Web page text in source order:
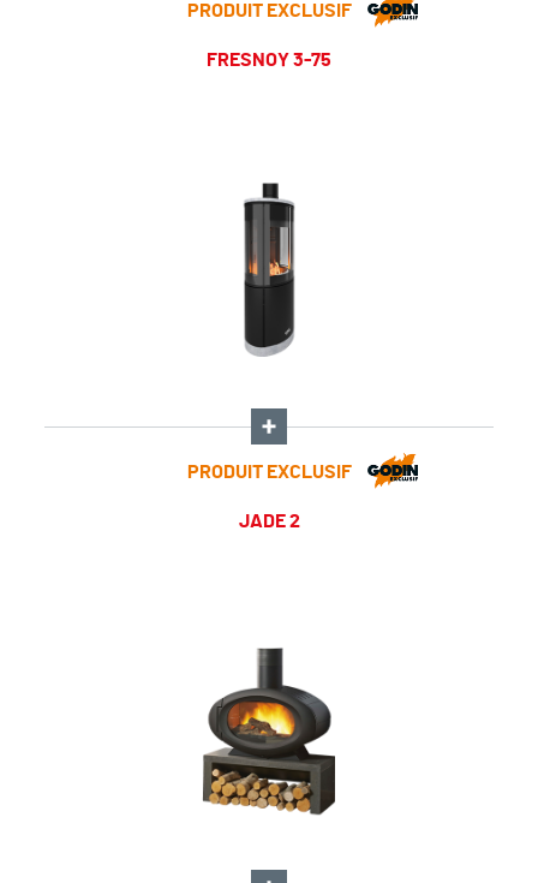
FRESNOY 3-75
PRODUIT EXCLUSIF
JADE 2
PRODUIT EXCLUSIF